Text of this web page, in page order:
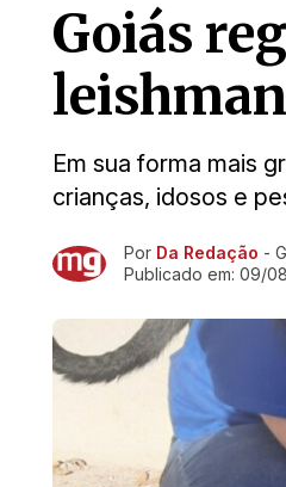
Goiás
Em sua forma mais
crianças, idosos e
Ir direto pra matéria
Por Da Redação -
Publicado em: 09/